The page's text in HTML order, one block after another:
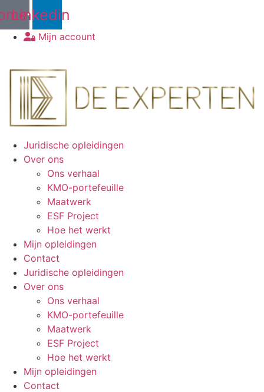
naarLinkedin
Mijn account
Juridische opleidingen
Over ons
Ons verhaal
KMO-portefeuille
Maatwerk
ESF Project
Hoe het werkt
Mijn opleidingen
Contact
Juridische opleidingen
Over ons
Ons verhaal
KMO-portefeuille
Maatwerk
ESF Project
Hoe het werkt
Mijn opleidingen
Contact